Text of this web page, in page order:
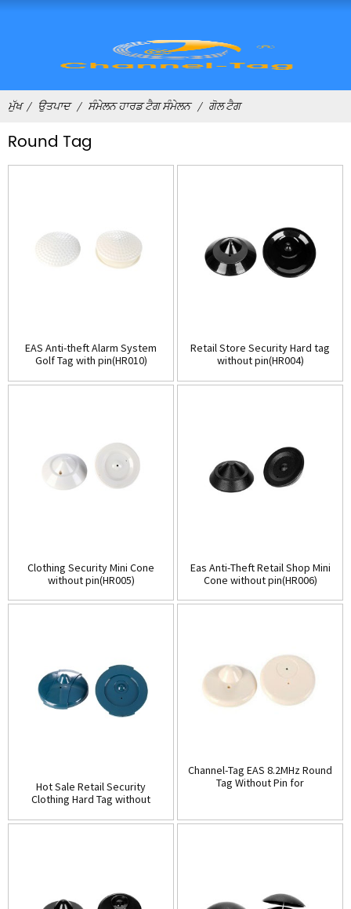
ਮੁੱਖ ਉਤਪਾਦ ਸੰਮੇਲਨ ਹਾਰਡ ਟੈਗ ਸੰਮੇਲਨ ਗੋਲ ਟੈਗ
Round Tag
EAS Anti-theft Alarm System
Golf Tag with pin(HR010)
Retail Store Security Hard tag
without pin(HR004)
Clothing Security Mini Cone
without pin(HR005)
Eas Anti-Theft Retail Shop Mini
Cone without pin(HR006)
Hot Sale Retail Security
Clothing Hard Tag without
Channel-Tag EAS 8.2MHz Round
Tag Without Pin for